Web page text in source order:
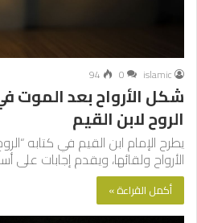
islamic
0
94
شكل الأرواح بعد الموت
الروح لابن القيم
يطرح الإمام ابن القيم في كتابه
الأرواح ولقائها، ويقدم إجابات
أكمل القراءة »